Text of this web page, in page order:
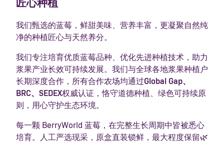
匠心种植
我们甄选的蓝莓，鲜甜美味、营养丰富，更凝聚自然纯
净的种植匠心与天然养分。
我们专注培育优质蓝莓品种、优化先进种植技术，助力
浆果产业长效可持续发展。我们与全球各地浆果种植户
长期深度合作，所有合作农场均通过Global Gap、
BRC、SEDEX权威认证，恪守道德种植、绿色可持续原
则，用心守护生态环境。
每一颗 BerryWorld 蓝莓，在完整生长周期中皆被悉心
培育。人工严选现采，原盒直装锁鲜，最大程度保留🌿